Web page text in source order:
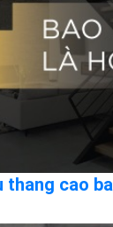
thang cao